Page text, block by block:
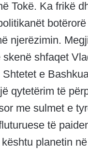
Tokë. Ka frikë
njerëzimin.
skenë shfaqet
e
qytetërim të
me sulmet e
të
planetin